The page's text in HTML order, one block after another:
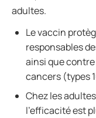
adultes.
Le vaccin
responsables
ainsi que
cancers (types
Chez les
l’efficacité est